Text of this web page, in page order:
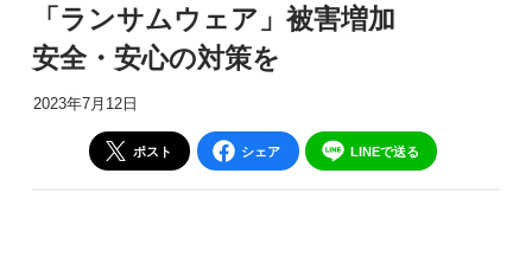
「ランサムウェア」被害増加
安全・安心の対策を
2023年7月12日
ポスト シェア LINEで送る